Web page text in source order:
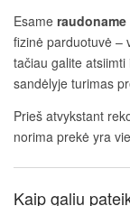
Esame
fizinė parduotuvė –
tačiau galite
sandėlyje turimas
Prieš atvykstant
norima prekė yra
Kaip galiu